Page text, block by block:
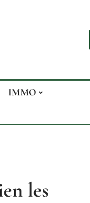
IMMO
les